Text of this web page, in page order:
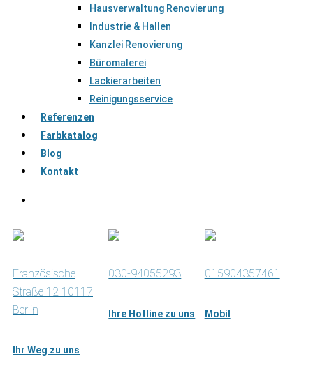
Hausverwaltung Renovierung
Industrie & Hallen
Kanzlei Renovierung
Büromalerei
Lackierarbeiten
Reinigungsservice
Referenzen
Farbkatalog
Blog
Kontakt
Französische
Straße 12 10117
Berlin
Ihr Weg zu uns
030-94055293
Ihre Hotline zu uns
015904357461
Mobil